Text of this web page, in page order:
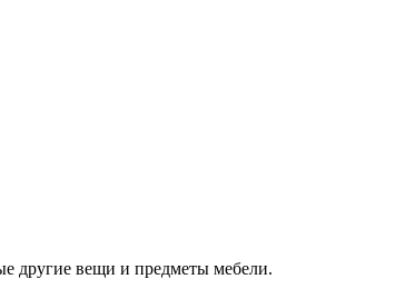
другие вещи и предметы мебели.